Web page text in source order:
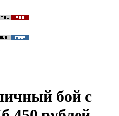
бой с